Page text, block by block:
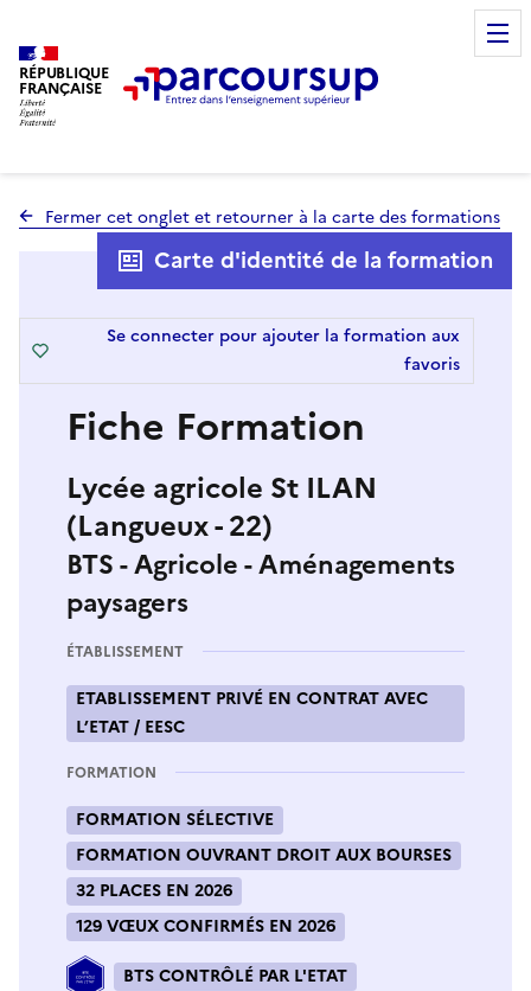
RÉPUBLIQUE
FRANÇAISE
Fermer cet onglet et retourner à la carte des formations
Fiche Formation
Lycée agricole St ILAN
(Langueux - 22)
BTS - Agricole - Aménagements
paysagers
Carte d'identité de la formation
Se connecter pour ajouter la formation aux
favoris
ÉTABLISSEMENT
ETABLISSEMENT PRIVÉ EN CONTRAT AVEC
L’ETAT / EESC
FORMATION
FORMATION SÉLECTIVE
FORMATION OUVRANT DROIT AUX BOURSES
32 PLACES EN 2026
129 VŒUX CONFIRMÉS EN 2026
BTS CONTRÔLÉ PAR L'ETAT